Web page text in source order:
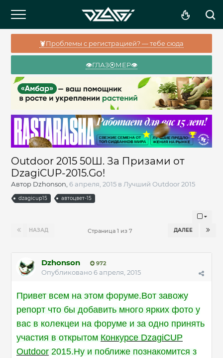
🦞Проблемы с регистрацией? — тебе сюда
👁️ГЛАЗ⦿МЕР👁️
Outdoor 2015 50Ш. За Призами от
DzagiCUP-2015.Go!
Автор Dzhonson, 6 апреля, 2015 в Лучший Outdoor 2015
dzagicup15 автоцвет-15
НАЗАД ДАЛЕЕ
Страница 1 из 7
Dzhonson 972
Опубликовано6 апреля, 2015
Привет всем на этом форуме.Вот завожу
репорт что бы добавить много ярких фото у
вас в колекцеи на форуме и за одно принять
участия в открытом Конкурсе DzagiCUP
Outdoor 2015.Ну и поближе познакомится з